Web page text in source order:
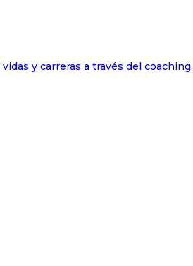
y carreras a través del coaching.